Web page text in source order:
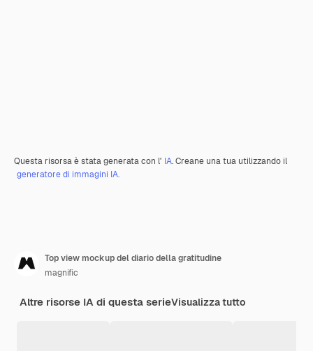
Questa risorsa è stata generata con l' IA. Creane una tua utilizzando il
generatore di immagini IA.
Top view mockup del diario della gratitudine
magnific
Altre risorse IA di questa serieVisualizza tutto